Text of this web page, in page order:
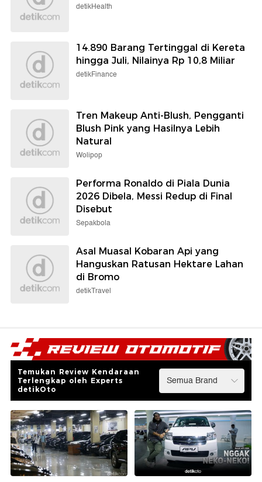
detikHealth
14.890 Barang Tertinggal di Kereta
hingga Juli, Nilainya Rp 10,8 Miliar
detikFinance
Tren Makeup Anti-Blush, Pengganti
Blush Pink yang Hasilnya Lebih
Natural
Wolipop
Performa Ronaldo di Piala Dunia
2026 Dibela, Messi Redup di Final
Disebut
Sepakbola
Asal Muasal Kobaran Api yang
Hanguskan Ratusan Hektare Lahan
di Bromo
detikTravel
Temukan Review Kendaraan
Terlengkap oleh Experts
detikOto